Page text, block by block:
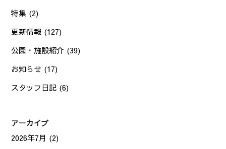
特集 (2)
更新情報 (127)
公園・施設紹介 (39)
お知らせ (17)
スタッフ日記 (6)
アーカイブ
2026年7月 (2)